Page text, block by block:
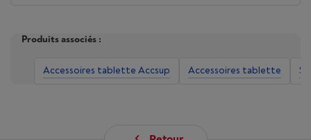
Produits associés :
Accessoires tablette Accsup Accessoires tablette